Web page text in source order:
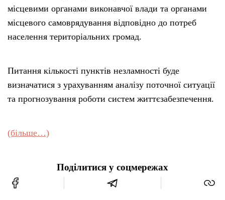
місцевими органами виконавчої влади та органами
місцевого самоврядування відповідно до потреб
населення територіальних громад.
Питання кількості пунктів незламності буде
визначатися з урахуванням аналізу поточної ситуації
та прогнозування роботи систем життєзабезпечення.
(більше…)
Поділитися у соцмережах